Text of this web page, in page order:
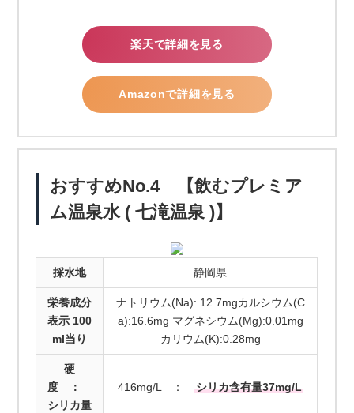
楽天で詳細を見る
Amazonで詳細を見る
おすすめNo.4 【飲むプレミア
ム温泉水 ( 七滝温泉 )】
採水地 静岡県
栄養成分
表示 100
ml当り
ナトリウム(Na): 12.7mgカルシウム(C
a):16.6mg マグネシウム(Mg):0.01mg
カリウム(K):0.28mg
硬
度 ：
シリカ量
416mg/L ： シリカ含有量37mg/L